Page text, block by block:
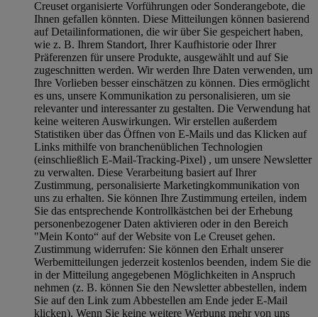
Creuset organisierte Vorführungen oder Sonderangebote, die
Ihnen gefallen könnten. Diese Mitteilungen können basierend
auf Detailinformationen, die wir über Sie gespeichert haben,
wie z. B. Ihrem Standort, Ihrer Kaufhistorie oder Ihrer
Präferenzen für unsere Produkte, ausgewählt und auf Sie
zugeschnitten werden. Wir werden Ihre Daten verwenden, um
Ihre Vorlieben besser einschätzen zu können. Dies ermöglicht
es uns, unsere Kommunikation zu personalisieren, um sie
relevanter und interessanter zu gestalten. Die Verwendung hat
keine weiteren Auswirkungen. Wir erstellen außerdem
Statistiken über das Öffnen von E-Mails und das Klicken auf
Links mithilfe von branchenüblichen Technologien
(einschließlich E-Mail-Tracking-Pixel) , um unsere Newsletter
zu verwalten. Diese Verarbeitung basiert auf Ihrer
Zustimmung, personalisierte Marketingkommunikation von
uns zu erhalten. Sie können Ihre Zustimmung erteilen, indem
Sie das entsprechende Kontrollkästchen bei der Erhebung
personenbezogener Daten aktivieren oder in den Bereich
"Mein Konto“ auf der Website von Le Creuset gehen.
Zustimmung widerrufen: Sie können den Erhalt unserer
Werbemitteilungen jederzeit kostenlos beenden, indem Sie die
in der Mitteilung angegebenen Möglichkeiten in Anspruch
nehmen (z. B. können Sie den Newsletter abbestellen, indem
Sie auf den Link zum Abbestellen am Ende jeder E-Mail
klicken). Wenn Sie keine weitere Werbung mehr von uns